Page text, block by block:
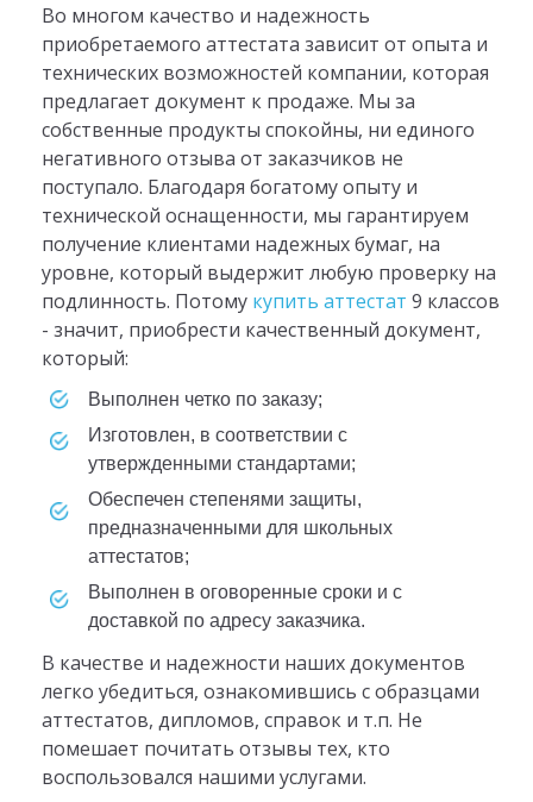
Во многом качество и надежность
приобретаемого аттестата зависит от опыта и
технических возможностей компании, которая
предлагает документ к продаже. Мы за
собственные продукты спокойны, ни единого
негативного отзыва от заказчиков не
поступало. Благодаря богатому опыту и
технической оснащенности, мы гарантируем
получение клиентами надежных бумаг, на
уровне, который выдержит любую проверку на
подлинность. Потому купить аттестат 9 классов
- значит, приобрести качественный документ,
который:
выполнен четко по заказу;
изготовлен, в соответствии с
утвержденными стандартами;
обеспечен степенями защиты,
предназначенными для школьных
аттестатов;
выполнен в оговоренные сроки и с
доставкой по адресу заказчика.
В качестве и надежности наших документов
легко убедиться, ознакомившись с образцами
аттестатов, дипломов, справок и т.п. Не
помешает почитать отзывы тех, кто
воспользовался нашими услугами.